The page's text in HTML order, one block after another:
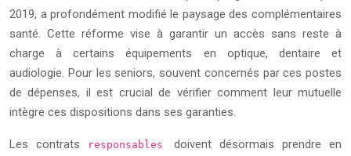
2019, a profondément modifié le paysage des complémentaires
santé. Cette réforme vise à garantir un accès sans reste à
charge à certains équipements en optique, dentaire et
audiologie. Pour les seniors, souvent concernés par ces postes
de dépenses, il est crucial de vérifier comment leur mutuelle
intègre ces dispositions dans ses garanties.
Les contrats responsables doivent désormais prendre en